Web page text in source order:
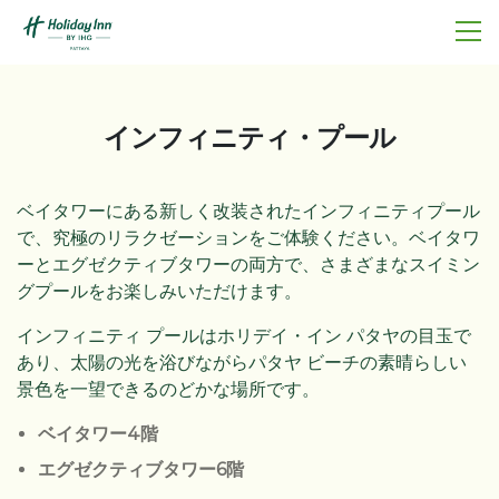
インフィニティ・プール
ベイタワーにある新しく改装されたインフィニティプール
で、究極のリラクゼーションをご体験ください。ベイタワ
ーとエグゼクティブタワーの両方で、さまざまなスイミン
グプールをお楽しみいただけます。
インフィニティ プールはホリデイ・イン パタヤの目玉で
あり、太陽の光を浴びながらパタヤ ビーチの素晴らしい
景色を一望できるのどかな場所です。
ベイタワー4階
エグゼクティブタワー6階